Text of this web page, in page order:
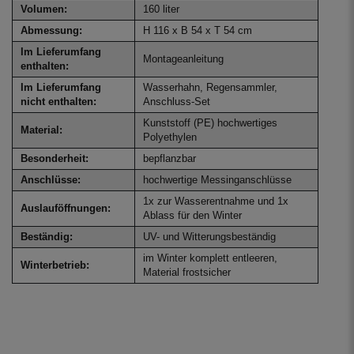
Volumen:
160 liter
Abmessung:
H 116 x B 54 x T 54 cm
Im Lieferumfang
enthalten:
Montageanleitung
Im Lieferumfang
nicht enthalten:
Wasserhahn, Regensammler,
Anschluss-Set
Material:
Kunststoff (PE) hochwertiges
Polyethylen
Besonderheit:
bepflanzbar
Anschlüsse:
hochwertige Messinganschlüsse
Auslauföffnungen:
1x zur Wasserentnahme und 1x
Ablass für den Winter
Beständig:
UV- und Witterungsbeständig
Winterbetrieb:
im Winter komplett entleeren,
Material frostsicher